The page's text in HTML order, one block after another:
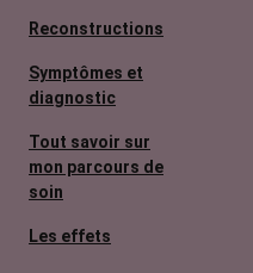
Reconstructions
Symptômes et
diagnostic
Tout savoir sur
mon parcours de
soin
Les effets